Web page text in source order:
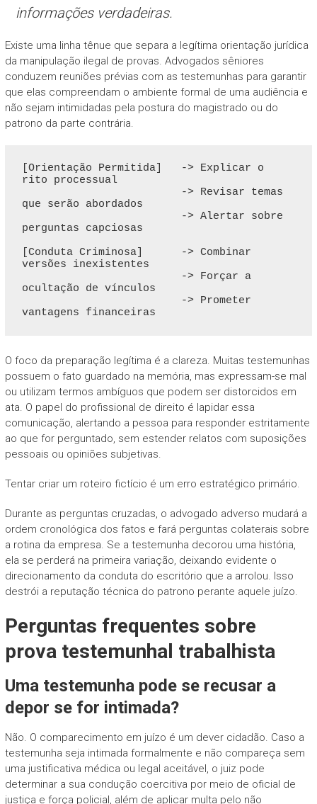
informações verdadeiras.
Existe uma linha tênue que separa a legítima orientação jurídica
da manipulação ilegal de provas. Advogados sêniores
conduzem reuniões prévias com as testemunhas para garantir
que elas compreendam o ambiente formal de uma audiência e
não sejam intimidadas pela postura do magistrado ou do
patrono da parte contrária.
[Orientação Permitida]   -> Explicar o
rito processual
que serão abordados
perguntas capciosas
[Conduta Criminosa]      -> Combinar
versões inexistentes
ocultação de vínculos
O foco da preparação legítima é a clareza. Muitas testemunhas
possuem o fato guardado na memória, mas expressam-se mal
ou utilizam termos ambíguos que podem ser distorcidos em
ata. O papel do profissional de direito é lapidar essa
comunicação, alertando a pessoa para responder estritamente
ao que for perguntado, sem estender relatos com suposições
pessoais ou opiniões subjetivas.
Tentar criar um roteiro fictício é um erro estratégico primário.
Durante as perguntas cruzadas, o advogado adverso mudará a
ordem cronológica dos fatos e fará perguntas colaterais sobre
a rotina da empresa. Se a testemunha decorou uma história,
ela se perderá na primeira variação, deixando evidente o
direcionamento da conduta do escritório que a arrolou. Isso
destrói a reputação técnica do patrono perante aquele juízo.
Perguntas frequentes sobre
prova testemunhal trabalhista
Uma testemunha pode se recusar a
depor se for intimada?
Não. O comparecimento em juízo é um dever cidadão. Caso a
testemunha seja intimada formalmente e não compareça sem
uma justificativa médica ou legal aceitável, o juiz pode
determinar a sua condução coercitiva por meio de oficial de
justiça e força policial, além de aplicar multa pelo não